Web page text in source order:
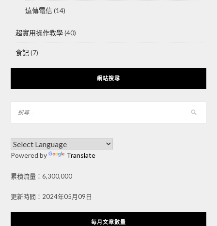
遠傳電信(14)
超實用操作教學(40)
食記(7)
網站搜尋
Powered by Translate
累積流量：6,300,000
更新時間：2024年05月09日
每月文章數量